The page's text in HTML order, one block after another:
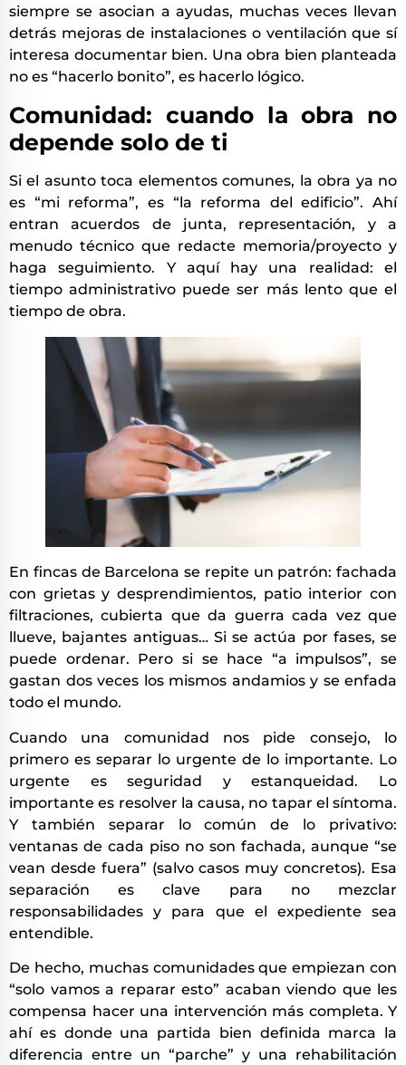
siempre se asocian a ayudas, muchas veces llevan
detrás mejoras de instalaciones o ventilación que sí
interesa documentar bien. Una obra bien planteada
no es “hacerlo bonito”, es hacerlo lógico.
Comunidad: cuando la obra no
depende solo de ti
Si el asunto toca elementos comunes, la obra ya no
es “mi reforma”, es “la reforma del edificio”. Ahí
entran acuerdos de junta, representación, y a
menudo técnico que redacte memoria/proyecto y
haga seguimiento. Y aquí hay una realidad: el
tiempo administrativo puede ser más lento que el
tiempo de obra.
En fincas de Barcelona se repite un patrón: fachada
con grietas y desprendimientos, patio interior con
filtraciones, cubierta que da guerra cada vez que
llueve, bajantes antiguas… Si se actúa por fases, se
puede ordenar. Pero si se hace “a impulsos”, se
gastan dos veces los mismos andamios y se enfada
todo el mundo.
Cuando una comunidad nos pide consejo, lo
primero es separar lo urgente de lo importante. Lo
urgente es seguridad y estanqueidad. Lo
importante es resolver la causa, no tapar el síntoma.
Y también separar lo común de lo privativo:
ventanas de cada piso no son fachada, aunque “se
vean desde fuera” (salvo casos muy concretos). Esa
separación es clave para no mezclar
responsabilidades y para que el expediente sea
entendible.
De hecho, muchas comunidades que empiezan con
“solo vamos a reparar esto” acaban viendo que les
compensa hacer una intervención más completa. Y
ahí es donde una partida bien definida marca la
diferencia entre un “parche” y una rehabilitación